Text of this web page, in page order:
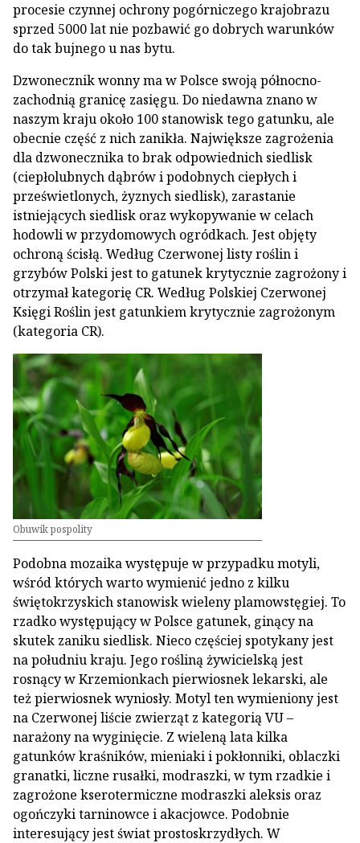
procesie czynnej ochrony pogórniczego krajobrazu
sprzed 5000 lat nie pozbawić go dobrych warunków
do tak bujnego u nas bytu.
Dzwonecznik wonny ma w Polsce swoją północno-
zachodnią granicę zasięgu. Do niedawna znano w
naszym kraju około 100 stanowisk tego gatunku, ale
obecnie część z nich zanikła. Największe zagrożenia
dla dzwonecznika to brak odpowiednich siedlisk
(ciepłolubnych dąbrów i podobnych ciepłych i
prześwietlonych, żyznych siedlisk), zarastanie
istniejących siedlisk oraz wykopywanie w celach
hodowli w przydomowych ogródkach. Jest objęty
ochroną ścisłą. Według Czerwonej listy roślin i
grzybów Polski jest to gatunek krytycznie zagrożony i
otrzymał kategorię CR. Według Polskiej Czerwonej
Księgi Roślin jest gatunkiem krytycznie zagrożonym
(kategoria CR).
Obuwik pospolity
Podobna mozaika występuje w przypadku motyli,
wśród których warto wymienić jedno z kilku
świętokrzyskich stanowisk wieleny plamowstęgiej. To
rzadko występujący w Polsce gatunek, ginący na
skutek zaniku siedlisk. Nieco częściej spotykany jest
na południu kraju. Jego rośliną żywicielską jest
rosnący w Krzemionkach pierwiosnek lekarski, ale
też pierwiosnek wyniosły. Motyl ten wymieniony jest
na Czerwonej liście zwierząt z kategorią VU –
narażony na wyginięcie. Z wieleną lata kilka
gatunków kraśników, mieniaki i pokłonniki, oblaczki
granatki, liczne rusałki, modraszki, w tym rzadkie i
zagrożone kserotermiczne modraszki aleksis oraz
ogończyki tarninowce i akacjowce. Podobnie
interesujący jest świat prostoskrzydłych. W